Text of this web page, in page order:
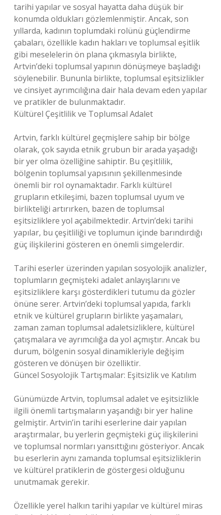
tarihi yapılar ve sosyal hayatta daha düşük bir
konumda oldukları gözlemlenmiştir. Ancak, son
yıllarda, kadının toplumdaki rolünü güçlendirme
çabaları, özellikle kadın hakları ve toplumsal eşitlik
gibi meselelerin ön plana çıkmasıyla birlikte,
Artvin’deki toplumsal yapının dönüşmeye başladığı
söylenebilir. Bununla birlikte, toplumsal eşitsizlikler
ve cinsiyet ayrımcılığına dair hala devam eden yapılar
ve pratikler de bulunmaktadır.
Kültürel Çeşitlilik ve Toplumsal Adalet
Artvin, farklı kültürel geçmişlere sahip bir bölge
olarak, çok sayıda etnik grubun bir arada yaşadığı
bir yer olma özelliğine sahiptir. Bu çeşitlilik,
bölgenin toplumsal yapısının şekillenmesinde
önemli bir rol oynamaktadır. Farklı kültürel
grupların etkileşimi, bazen toplumsal uyum ve
birlikteliği artırırken, bazen de toplumsal
eşitsizliklere yol açabilmektedir. Artvin’deki tarihi
yapılar, bu çeşitliliği ve toplumun içinde barındırdığı
güç ilişkilerini gösteren en önemli simgelerdir.
Tarihi eserler üzerinden yapılan sosyolojik analizler,
toplumların geçmişteki adalet anlayışlarını ve
eşitsizliklere karşı gösterdikleri tutumu da gözler
önüne serer. Artvin’deki toplumsal yapıda, farklı
etnik ve kültürel grupların birlikte yaşamaları,
zaman zaman toplumsal adaletsizliklere, kültürel
çatışmalara ve ayrımcılığa da yol açmıştır. Ancak bu
durum, bölgenin sosyal dinamikleriyle değişim
gösteren ve dönüşen bir özelliktir.
Güncel Sosyolojik Tartışmalar: Eşitsizlik ve Katılım
Günümüzde Artvin, toplumsal adalet ve eşitsizlikle
ilgili önemli tartışmaların yaşandığı bir yer haline
gelmiştir. Artvin’in tarihi eserlerine dair yapılan
araştırmalar, bu yerlerin geçmişteki güç ilişkilerini
ve toplumsal normları yansıttığını gösteriyor. Ancak
bu eserlerin aynı zamanda toplumsal eşitsizliklerin
ve kültürel pratiklerin de göstergesi olduğunu
unutmamak gerekir.
Özellikle yerel halkın tarihi yapılar ve kültürel miras